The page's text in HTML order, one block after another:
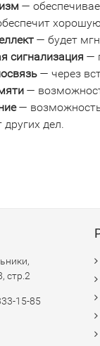
—
— будет
сигнализация —
— через
—
— возможность
других дел.
стр.2
15-85